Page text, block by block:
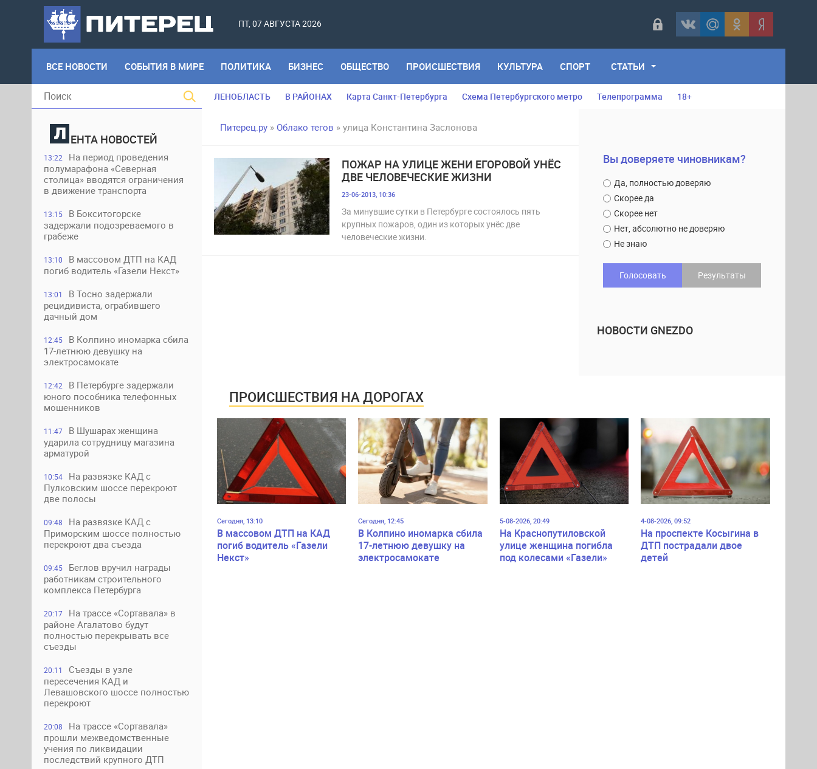
ПТ, 07 АВГУСТА 2026
ВСЕ НОВОСТИ СОБЫТИЯ В МИРЕ ПОЛИТИКА БИЗНЕС ОБЩЕСТВО ПРОИСШЕСТВИЯ КУЛЬТУРА СПОРТ СТАТЬИ
ЕНТА НОВОСТЕЙ
13:22
На период проведения
полумарафона «Северная
столица» вводятся ограничения
в движение транспорта
13:15
В Бокситогорске
задержали подозреваемого в
грабеже
13:10
В массовом ДТП на КАД
погиб водитель «Газели Некст»
13:01
В Тосно задержали
рецидивиста, ограбившего
дачный дом
12:45
В Колпино иномарка сбила
17-летнюю девушку на
электросамокате
12:42
В Петербурге задержали
юного пособника телефонных
мошенников
11:47
В Шушарах женщина
ударила сотрудницу магазина
арматурой
10:54
На развязке КАД с
Пулковским шоссе перекроют
две полосы
09:48
На развязке КАД с
Приморским шоссе полностью
перекроют два съезда
09:45
Беглов вручил награды
работникам строительного
комплекса Петербурга
20:17
На трассе «Сортавала» в
районе Агалатово будут
полностью перекрывать все
съезды
20:11
Съезды в узле
пересечения КАД и
Левашовского шоссе полностью
перекроют
20:08
На трассе «Сортавала»
прошли межведомственные
учения по ликвидации
последствий крупного ДТП
ЛЕНОБЛАСТЬ В РАЙОНАХ Карта Санкт-Петербурга Схема Петербургского метро Телепрограмма 18+
Питерец.ру » Облако тегов » улица Константина Заслонова
ПОЖАР НА УЛИЦЕ ЖЕНИ ЕГОРОВОЙ УНЁС
ДВЕ ЧЕЛОВЕЧЕСКИЕ ЖИЗНИ
23-06-2013, 10:36
За минувшие сутки в Петербурге состоялось пять
крупных пожаров, один из которых унёс две
человеческие жизни.
Вы доверяете чиновникам?
Да, полностью доверяю
Скорее да
Скорее нет
Нет, абсолютно не доверяю
Не знаю
Голосовать Результаты
НОВОСТИ GNEZDO
ПРОИСШЕСТВИЯ НА ДОРОГАХ
Сегодня, 13:10
В массовом ДТП на КАД
погиб водитель «Газели
Некст»
Сегодня, 12:45
В Колпино иномарка сбила
17-летнюю девушку на
электросамокате
5-08-2026, 20:49
На Краснопутиловской
улице женщина погибла
под колесами «Газели»
4-08-2026, 09:52
На проспекте Косыгина в
ДТП пострадали двое
детей